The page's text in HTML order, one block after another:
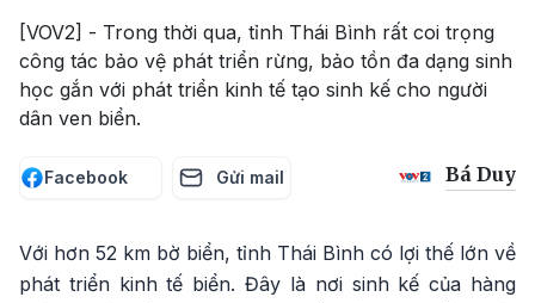
[VOV2] - Trong thời qua, tỉnh Thái Bình rất coi trọng
công tác bảo vệ phát triển rừng, bảo tồn đa dạng sinh
học gắn với phát triển kinh tế tạo sinh kế cho người
dân ven biển.
Facebook Gửi mail Bá Duy
Với hơn 52 km bờ biển, tỉnh Thái Bình có lợi thế lớn về
phát triển kinh tế biển. Đây là nơi sinh kế của hàng